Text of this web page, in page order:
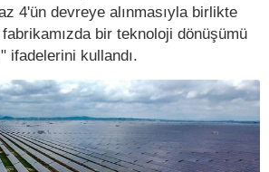
4'ün devreye alınmasıyla birlikte
bir teknoloji dönüşümü
ifadelerini kullandı.